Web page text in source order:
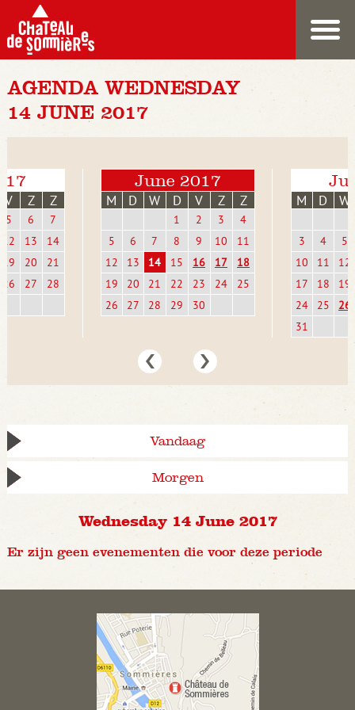
AGENDA WEDNESDAY
14 JUNE 2017
V Z Z
5 6
7
12
13
14
19
20
21
26
27 28
June 2017
M D W D V Z Z
1 2 3
4
5
6 7 8 9 10
11
12
13 14 15 16 17
18
19
20 21 22 23 24
25
26
27 28 29 30
M D W
3 4
5
10
11
12
17
18
19
24
25
26
31
Vandaag
Morgen
Wednesday 14 June 2017
Er zijn geen evenementen die voor deze periode